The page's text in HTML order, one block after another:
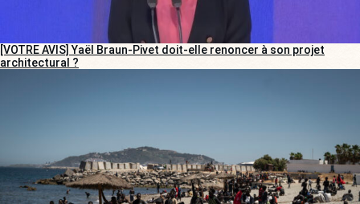
[VOTRE AVIS] Yaël Braun-Pivet doit-elle renoncer à son projet
architectural ?